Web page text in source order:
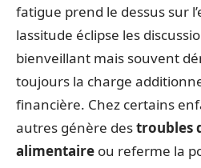
fatigue prend le dessus sur
lassitude éclipse les
bienveillant mais souvent
toujours la charge
financière. Chez certains
autres génère destroubles
alimentaire ou referme la